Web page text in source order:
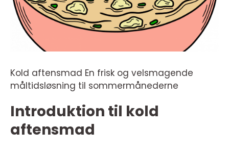
Kold aftensmad En frisk og velsmagende
måltidsløsning til sommermånederne
Introduktion til kold
aftensmad